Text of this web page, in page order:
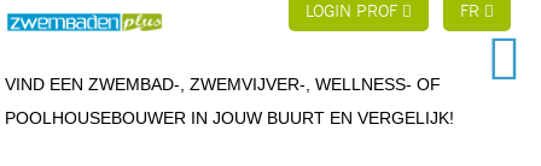
LOGIN PROF FR
VIND EEN ZWEMBAD-, ZWEMVIJVER-, WELLNESS- OF
POOLHOUSEBOUWER IN JOUW BUURT EN VERGELIJK!